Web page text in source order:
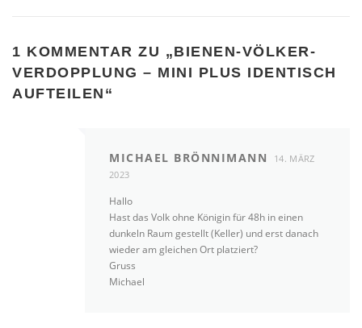
1 KOMMENTAR ZU „BIENEN-VÖLKER-
VERDOPPLUNG – MINI PLUS IDENTISCH
AUFTEILEN “
MICHAEL BRÖNNIMANN
14. MÄRZ
2023
Hallo
Hast das Volk ohne Königin für 48h in einen
dunkeln Raum gestellt (Keller) und erst danach
wieder am gleichen Ort platziert?
Gruss
Michael